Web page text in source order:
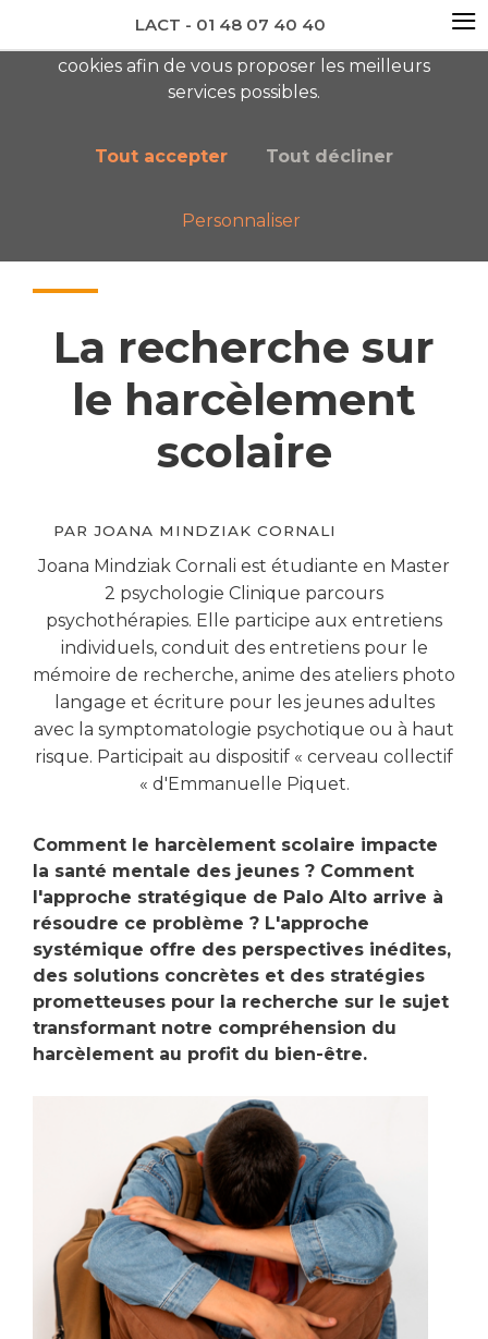
newsletter AC
Nos publications
La recherche sur
le harcèlement
scolaire
PARJOANA MINDZIAK CORNALI
Joana Mindziak Cornali est étudiante en Master
2 psychologie Clinique parcours
psychothérapies. Elle participe aux entretiens
individuels, conduit des entretiens pour le
mémoire de recherche, anime des ateliers photo
langage et écriture pour les jeunes adultes
avec la symptomatologie psychotique ou à haut
risque. Participait au dispositif « cerveau collectif
« d'Emmanuelle Piquet.
Comment le harcèlement scolaire impacte
la santé mentale des jeunes ? Comment
l'approche stratégique de Palo Alto arrive à
résoudre ce problème ? L'approche
systémique offre des perspectives inédites,
des solutions concrètes et des stratégies
prometteuses pour la recherche sur le sujet
transformant notre compréhension du
harcèlement au profit du bien-être.
cookies afin de vous proposer les meilleurs
services possibles.
Tout accepter Tout décliner
Personnaliser
LACT - 01 48 07 40 40 ≡